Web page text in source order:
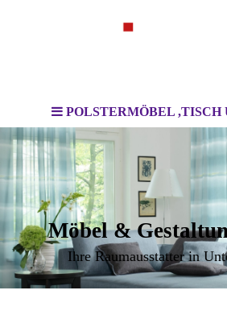
POLSTERMÖBEL ,TISCH
Möbel &
Ihre Raumausstatter in